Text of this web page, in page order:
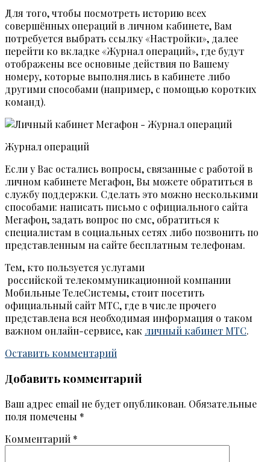
Для того, чтобы посмотреть историю всех
совершённых операций в личном кабинете, Вам
потребуется выбрать ссылку «Настройки», далее
перейти ко вкладке «Журнал операций», где будут
отображены все основные действия по Вашему
номеру, которые выполнялись в кабинете либо
другими способами (например, с помощью коротких
команд).
Журнал операций
Если у Вас остались вопросы, связанные с работой в
личном кабинете Мегафон, Вы можете обратиться в
службу поддержки. Сделать это можно несколькими
способами: написать письмо с официального сайта
Мегафон, задать вопрос по смс, обратиться к
специалистам в социальных сетях либо позвонить по
представленным на сайте бесплатным телефонам.
Тем, кто пользуется услугами
российской телекоммуникационной компании
Мобильные ТелеСистемы, стоит посетить
официальный сайт МТС, где в числе прочего
представлена вся необходимая информация о таком
важном онлайн-сервисе, как личный кабинет МТС.
Оставить комментарий
Добавить комментарий
Ваш адрес email не будет опубликован. Обязательные
поля помечены *
Комментарий *